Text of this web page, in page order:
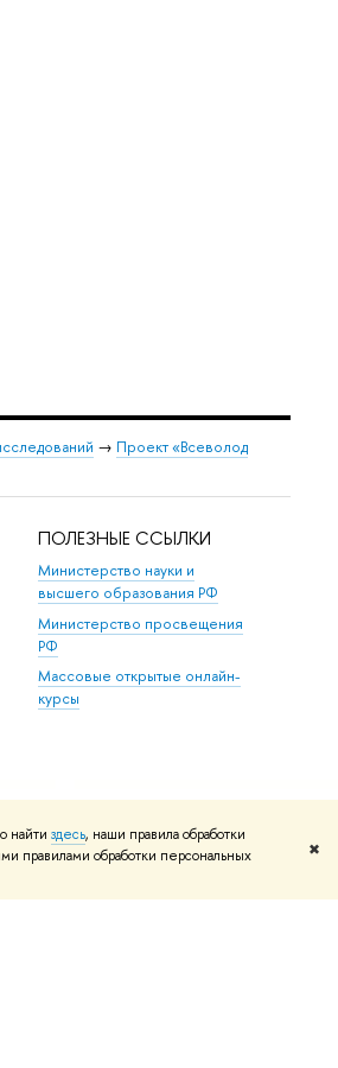
найти здесь, наши правила обработки
правилами обработки персональных
✖
→ Проект «Всеволод
ПОЛЕЗНЫЕ ССЫЛКИ
Министерство науки и
высшего образования РФ
Министерство просвещения
РФ
Массовые открытые онлайн-
курсы